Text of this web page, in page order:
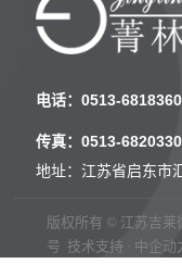
电话：0513-
传真：0513-
地址：江苏省启东市
版权所有 © 江苏吉莱
号 技术支持 · 中企动